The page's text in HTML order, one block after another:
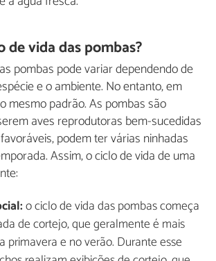
de vida das pombas?
pombas pode variar dependendo de
e o ambiente. No entanto, em
mesmo padrão. As pombas são
aves reprodutoras bem-sucedidas
podem ter várias ninhadas
Assim, o ciclo de vida de uma
o ciclo de vida das pombas começa
de cortejo, que geralmente é mais
primavera e no verão. Durante esse